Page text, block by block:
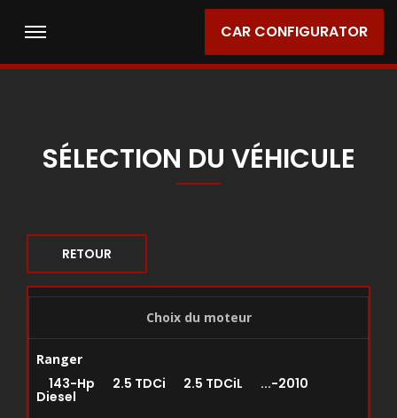
CAR CONFIGURATOR
SÉLECTION DU VÉHICULE
RETOUR
Choix du moteur
Ranger
143-Hp 2.5 TDCi 2.5 TDCiL ...-2010
Diesel